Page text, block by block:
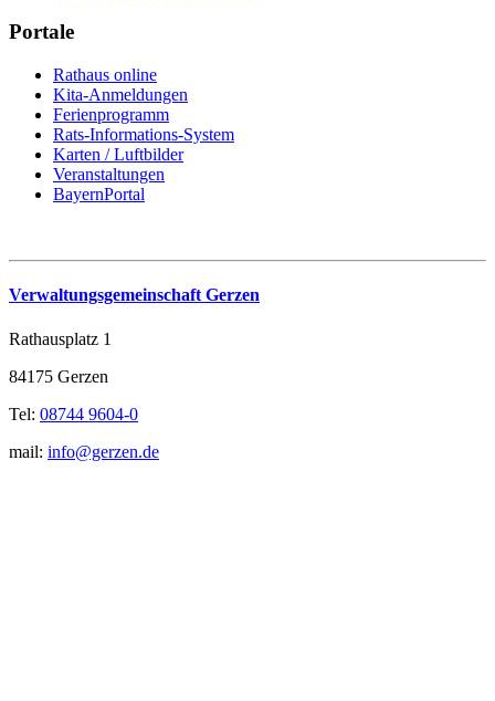
Portale
Rathaus online
Kita-Anmeldungen
Ferienprogramm
Rats-Informations-System
Karten / Luftbilder
Veranstaltungen
BayernPortal
Verwaltungsgemeinschaft Gerzen
Rathausplatz 1
84175 Gerzen
Tel: 08744 9604-0
mail: info@gerzen.de